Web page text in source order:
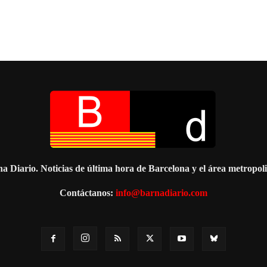
Diario. Noticias de última hora de Barcelona y el área
Contáctanos: info@barnadiario.com